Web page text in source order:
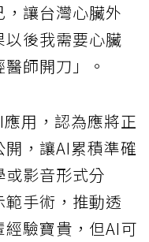
讓台灣心臟外
後我需要心臟
師開刀」。
用，認為應將正
，讓AI累積準確
影音形式分
手術，推動透
驗寶貴，但AI可